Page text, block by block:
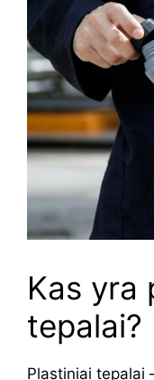
Kas yra
tepalai?
Plastiniai tepalai